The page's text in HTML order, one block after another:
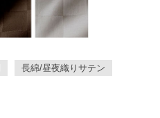
長綿/昼夜織りサテン